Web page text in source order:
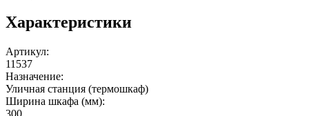
Характеристики
Артикул:
11537
Назначение:
Уличная станция (термошкаф)
Ширина шкафа (мм):
300